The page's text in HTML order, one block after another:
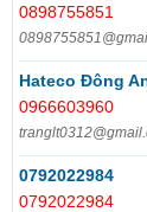
0898755851
Hateco Đông
0966603960
0792022984
0792022984